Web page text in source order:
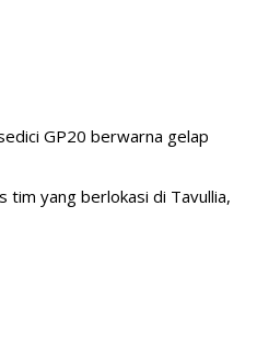
GP20 berwarna gelap
tim yang berlokasi di Tavullia,